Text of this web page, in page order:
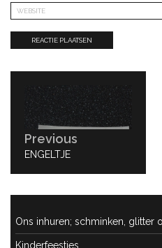
navigatie
Previous
PREVIOUS
ENGELTJE
Ons inhuren; schminken, glitter
Kinderfeestjes